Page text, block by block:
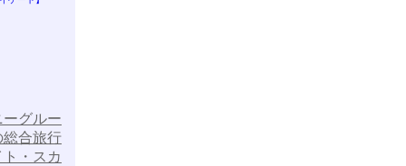
ーグルー
総合旅行
ト・スカ